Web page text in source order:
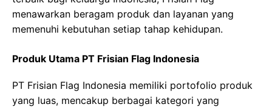
menawarkan beragam produk dan layanan yang
memenuhi kebutuhan setiap tahap kehidupan.
Produk Utama PT Frisian Flag Indonesia
PT Frisian Flag Indonesia memiliki portofolio produk
yang luas, mencakup berbagai kategori yang